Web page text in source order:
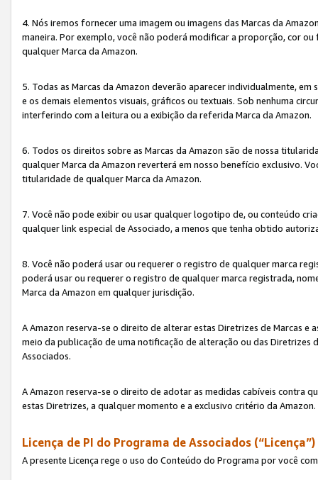
4. Nós iremos fornecer uma imagem ou imagens das Marcas da
maneira. Por exemplo, você não poderá modificar a proporção, cor
qualquer Marca da Amazon.
5. Todas as Marcas da Amazon deverão aparecer individualmente,
e os demais elementos visuais, gráficos ou textuais. Sob nenhuma
interferindo com a leitura ou a exibição da referida Marca da Amazon.
6. Todos os direitos sobre as Marcas da Amazon são de nossa
qualquer Marca da Amazon reverterá em nosso benefício exclusivo.
titularidade de qualquer Marca da Amazon.
7. Você não pode exibir ou usar qualquer logotipo de, ou conteúdo
qualquer link especial de Associado, a menos que tenha obtido
8. Você não poderá usar ou requerer o registro de qualquer marca
poderá usar ou requerer o registro de qualquer marca registrada,
Marca da Amazon em qualquer jurisdição.
A Amazon reserva-se o direito de alterar estas Diretrizes de Marcas e
meio da publicação de uma notificação de alteração ou das Diretrizes
Associados.
A Amazon reserva-se o direito de adotar as medidas cabíveis contra
estas Diretrizes, a qualquer momento e a exclusivo critério da Amazon.
Licença de PI do Programa de Associados (“Licença”)
A presente Licença rege o uso do Conteúdo do Programa por você